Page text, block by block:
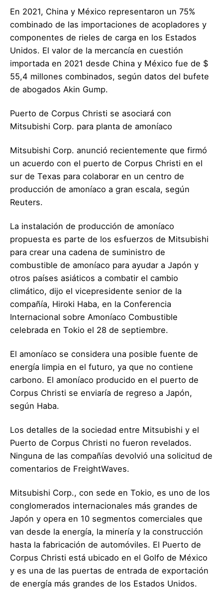
En 2021, China y México representaron un 75%
combinado de las importaciones de acopladores y
componentes de rieles de carga en los Estados
Unidos. El valor de la mercancía en cuestión
importada en 2021 desde China y México fue de $
55,4 millones combinados, según datos del bufete
de abogados Akin Gump.
Puerto de Corpus Christi se asociará con
Mitsubishi Corp. para planta de amoníaco
Mitsubishi Corp. anunció recientemente que firmó
un acuerdo con el puerto de Corpus Christi en el
sur de Texas para colaborar en un centro de
producción de amoníaco a gran escala, según
Reuters.
La instalación de producción de amoníaco
propuesta es parte de los esfuerzos de Mitsubishi
para crear una cadena de suministro de
combustible de amoníaco para ayudar a Japón y
otros países asiáticos a combatir el cambio
climático, dijo el vicepresidente senior de la
compañía, Hiroki Haba, en la Conferencia
Internacional sobre Amoníaco Combustible
celebrada en Tokio el 28 de septiembre.
El amoníaco se considera una posible fuente de
energía limpia en el futuro, ya que no contiene
carbono. El amoníaco producido en el puerto de
Corpus Christi se enviaría de regreso a Japón,
según Haba.
Los detalles de la sociedad entre Mitsubishi y el
Puerto de Corpus Christi no fueron revelados.
Ninguna de las compañías devolvió una solicitud de
comentarios de FreightWaves.
Mitsubishi Corp., con sede en Tokio, es uno de los
conglomerados internacionales más grandes de
Japón y opera en 10 segmentos comerciales que
van desde la energía, la minería y la construcción
hasta la fabricación de automóviles. El Puerto de
Corpus Christi está ubicado en el Golfo de México
y es una de las puertas de entrada de exportación
de energía más grandes de los Estados Unidos.